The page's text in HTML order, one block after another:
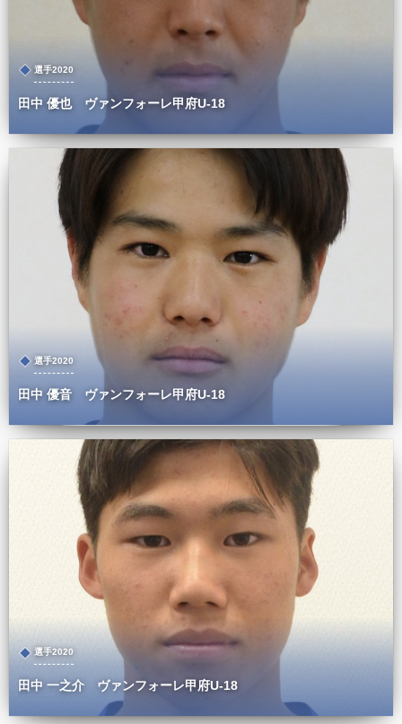
選手2020
田中 優也 ヴァンフォーレ甲府U-18
選手2020
田中 優音 ヴァンフォーレ甲府U-18
選手2020
田中 一之介 ヴァンフォーレ甲府U-18